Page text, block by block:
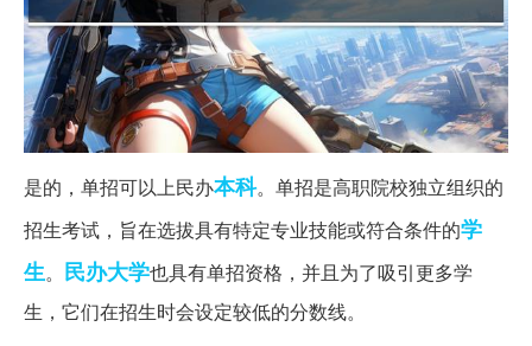
是的，单招可以上民办本科。单招是高职院校独立组织的
招生考试，旨在选拔具有特定专业技能或符合条件的学
生。 民办大学也具有单招资格，并且为了吸引更多学
生，它们在招生时会设定较低的分数线。